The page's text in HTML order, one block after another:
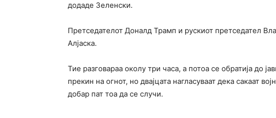
додаде Зеленски.
Претседателот Доналд Трамп и рускиот претседател
Алјаска.
Тие разговараа околу три часа, а потоа се обратија до
прекин на огнот, но двајцата нагласуваат дека сакаат
добар пат тоа да се случи.